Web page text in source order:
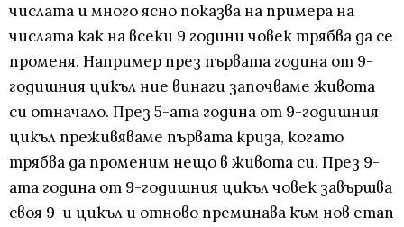
числата и много ясно показва на примера на
числата как на всеки 9 години човек трябва да се
променя. Например през първата година от 9-
годишния цикъл ние винаги започваме живота
си отначало. През 5-ата година от 9-годишния
цикъл преживяваме първата криза, когато
трябва да променим нещо в живота си. През 9-
ата година от 9-годишния цикъл човек завършва
своя 9-и цикъл и отново преминава към нов етап